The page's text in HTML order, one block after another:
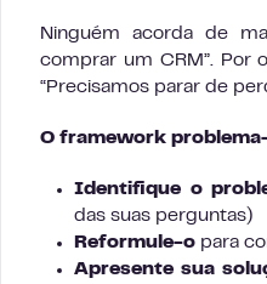
Ninguém acorda de
comprar um CRM”. Por
“Precisamos parar de
O framework
Identifique o
das suas perguntas)
Reformule-o para
Apresente sua